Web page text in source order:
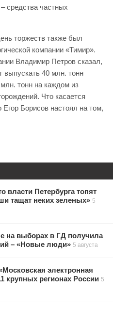
средства частных
торжеств также был
компании «Тимир».
Владимир Петров сказал,
выпускать 40 млн. тонн
тонн на каждом из
Что касается
Борисов настоял на том,
власти Петербурга топят
тащат неких зеленых» 5
на выборах в ГД получила
– «Новые люди» 5 августа
электронная
крупных регионах России 5